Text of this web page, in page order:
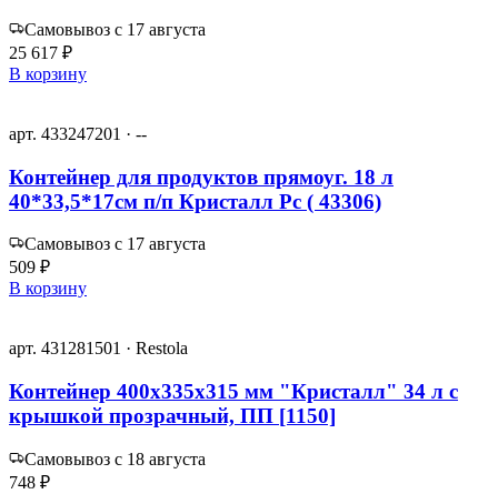
Самовывоз с 17 августа
25 617 ₽
В корзину
арт. 433247201 · --
Контейнер для продуктов прямоуг. 18 л
40*33,5*17см п/п Кристалл Рс ( 43306)
Самовывоз с 17 августа
509 ₽
В корзину
арт. 431281501 · Restola
Контейнер 400х335х315 мм "Кристалл" 34 л с
крышкой прозрачный, ПП [1150]
Самовывоз с 18 августа
748 ₽